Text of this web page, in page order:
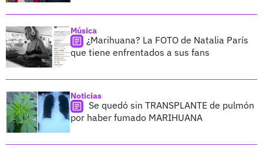
Música
¿Marihuana? La FOTO de Natalia París
que tiene enfrentados a sus fans
Noticias
Se quedó sin TRANSPLANTE de pulmón
por haber fumado MARIHUANA